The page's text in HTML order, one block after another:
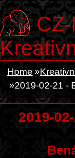
Home
2019-02-21 -
2019-